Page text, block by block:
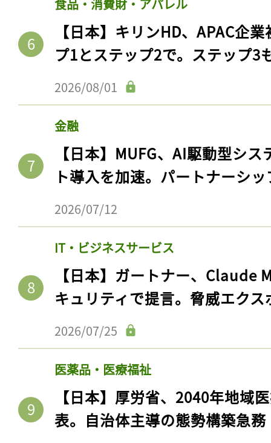
食品・消費財・アパレル
【日本】キリンHD、APAC企
プ1とステップ2で。ステップ3
2026/08/01
金融
【日本】MUFG、AI駆動型シ
ト導入を加速。パートナーシ
2026/07/12
IT・ビジネスサービス
【日本】ガートナー、Claude
キュリティで提言。脅威エク
2026/07/25
医薬品・医療福祉
【日本】厚労省、2040年地域
表。自治体主導の態勢構築急務